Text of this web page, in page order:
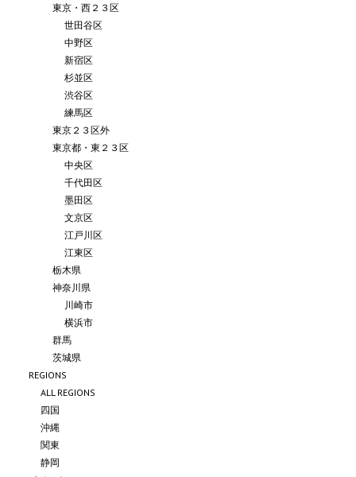
東京・西２３区
世田谷区
中野区
新宿区
杉並区
渋谷区
練馬区
東京２３区外
東京都・東２３区
中央区
千代田区
墨田区
文京区
江戸川区
江東区
栃木県
神奈川県
川崎市
横浜市
群馬
茨城県
REGIONS
ALL REGIONS
四国
沖縄
関東
静岡